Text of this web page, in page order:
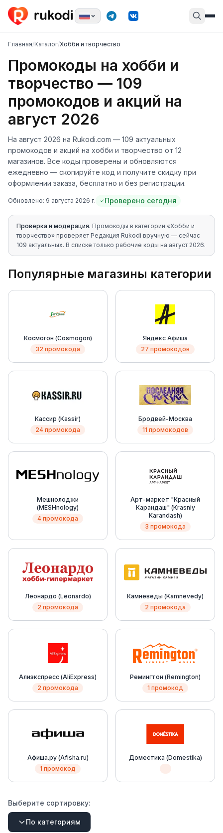
Главная/Каталог/Хобби и творчество
Промокоды на хобби и
творчество — 109
промокодов и акций на
август 2026
На август 2026 на Rukodi.com — 109 актуальных
промокодов и акций на хобби и творчество от 12
магазинов. Все коды проверены и обновляются
ежедневно — скопируйте код и получите скидку при
оформлении заказа, бесплатно и без регистрации.
Обновлено: 9 августа 2026 г. Проверено сегодня
Проверка и модерация. Промокоды в категории «Хобби и
творчество» проверяет Редакция Rukodi вручную — сейчас
109 актуальных. В списке только рабочие коды на август 2026.
Популярные магазины категории
Космогон (Cosmogon)
32 промокода
Яндекс Афиша
27 промокодов
Кассир (Kassir)
24 промокода
Бродвей-Москва
11 промокодов
Мешнолоджи
(MESHnology)
4 промокода
Арт-маркет "Красный
Карандаш" (Krasniy
Karandash)
3 промокода
Леонардо (Leonardo)
2 промокода
Камневеды (Kamnevedy)
2 промокода
Алиэкспресс (AliExpress)
2 промокода
Ремингтон (Remington)
1 промокод
Афиша.ру (Afisha.ru)
1 промокод
Доместика (Domestika)
Выберите сортировку:
По категориям